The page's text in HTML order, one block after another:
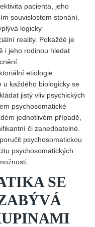
pacienta, jeho
souvislostem stonání.
logicky
reality. Pokaždé je
i jeho rodinou hledat
etiologie
každého biologicky se
jistý vliv psychických
psychosomatické
jednotlivém případě,
či zanedbatelné.
psychosomatickou
psychosomatických
SE